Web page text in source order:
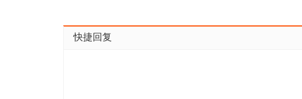
快捷回复